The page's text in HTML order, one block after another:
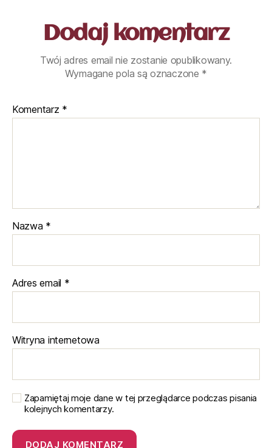
Dodaj komentarz
Twój adres email nie zostanie opublikowany.
Wymagane pola są oznaczone *
Komentarz *
Nazwa *
Adres email *
Witryna internetowa
Zapamiętaj moje dane w tej przeglądarce podczas pisania
kolejnych komentarzy.